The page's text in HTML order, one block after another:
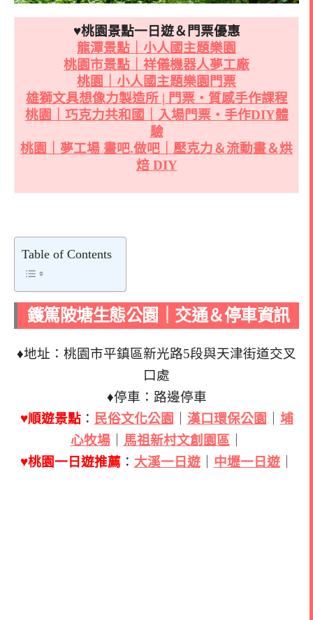
♥桃園景點一日遊＆門票優惠
龍潭景點｜小人國主題樂園
桃園市景點｜祥儀機器人夢工廠
桃園｜小人國主題樂園門票
雄獅文具想像力製造所 | 門票・質感手作課程
桃園｜巧克力共和國｜入場門票・手作DIY體
驗
桃園｜夢工場 畫吧.做吧｜壓克力＆流動畫＆烘
焙 DIY
Table of Contents
鑊篤陂塘生態公園｜交通＆停車資訊
♦地址：桃園市平鎮區新光路5段與天津街道交叉
口處
♦停車：路邊停車
♥順遊景點： 民俗文化公園 漢口環保公園
埔
心牧場｜ 馬祖新村文創園區
♥桃園一日遊推薦： 大溪一日遊｜ 中壢一日遊｜